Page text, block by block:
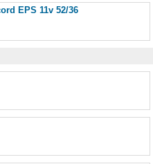
EPS 11v 52/36